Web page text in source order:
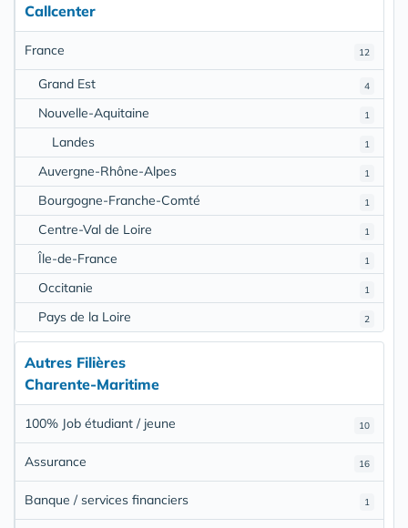
Callcenter
12
France
4
Grand Est
1
Nouvelle-Aquitaine
1
Landes
1
Auvergne-Rhône-Alpes
1
Bourgogne-Franche-Comté
1
Centre-Val de Loire
1
Île-de-France
1
Occitanie
2
Pays de la Loire
Autres Filières
Charente-Maritime
10
100% Job étudiant / jeune
16
Assurance
1
Banque / services financiers